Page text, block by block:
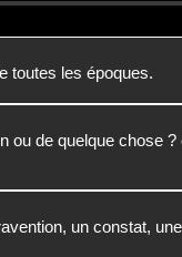
toutes les époques.
ou de quelque chose
un constat,